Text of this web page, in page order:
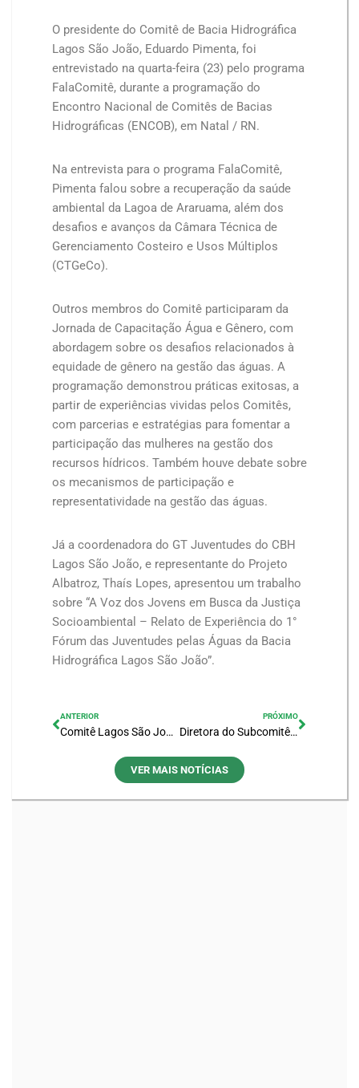
O presidente do Comitê de Bacia Hidrográfica
Lagos São João, Eduardo Pimenta, foi
entrevistado na quarta-feira (23) pelo programa
FalaComitê, durante a programação do
Encontro Nacional de Comitês de Bacias
Hidrográficas (ENCOB), em Natal / RN.
Na entrevista para o programa FalaComitê,
Pimenta falou sobre a recuperação da saúde
ambiental da Lagoa de Araruama, além dos
desafios e avanços da Câmara Técnica de
Gerenciamento Costeiro e Usos Múltiplos
(CTGeCo).
Outros membros do Comitê participaram da
Jornada de Capacitação Água e Gênero, com
abordagem sobre os desafios relacionados à
equidade de gênero na gestão das águas. A
programação demonstrou práticas exitosas, a
partir de experiências vividas pelos Comitês,
com parcerias e estratégias para fomentar a
participação das mulheres na gestão dos
recursos hídricos. Também houve debate sobre
os mecanismos de participação e
representatividade na gestão das águas.
Já a coordenadora do GT Juventudes do CBH
Lagos São João, e representante do Projeto
Albatroz, Thaís Lopes, apresentou um trabalho
sobre “A Voz dos Jovens em Busca da Justiça
Socioambiental – Relato de Experiência do 1°
Fórum das Juventudes pelas Águas da Bacia
Hidrográfica Lagos São João”.
ANTERIOR
Comitê Lagos São João realiza apresentação, no ENCOB, sobre ações e projetos desenvolvidos
PRÓXIMO
Diretora do Subcomitê do Rio Una realiza apresentação durante quarto dia da XXV edição do ENCOB
VER MAIS NOTÍCIAS